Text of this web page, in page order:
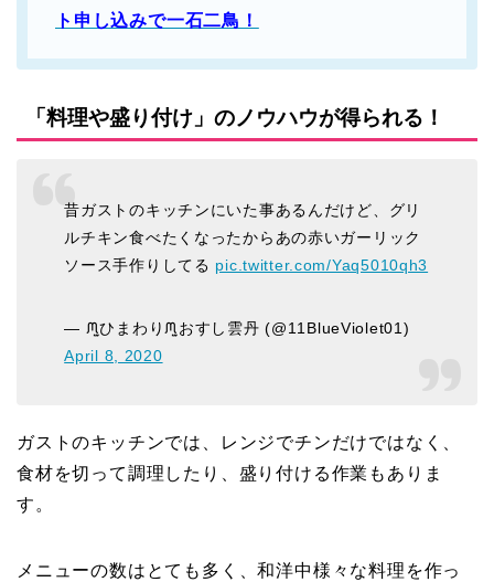
ト申し込みで一石二鳥！
「料理や盛り付け」のノウハウが得られる！
昔ガストのキッチンにいた事あるんだけど、グリ
ルチキン食べたくなったからあの赤いガーリック
ソース手作りしてる pic.twitter.com/Yaq5010qh3
— ᙏ̤̫ひまわりᙏ̤̫おすし雲丹 (@11BlueViolet01)
April 8, 2020
ガストのキッチンでは、レンジでチンだけではなく、
食材を切って調理したり、盛り付ける作業もありま
す。
メニューの数はとても多く、和洋中様々な料理を作っ